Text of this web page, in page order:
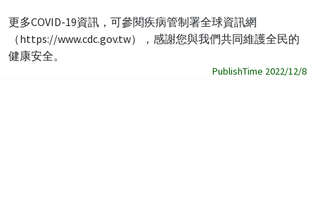
更多COVID-19資訊，可參閱疾病管制署全球資訊網
（https://www.cdc.gov.tw），感謝您與我們共同維護全民的
健康安全。
PublishTime 2022/12/8